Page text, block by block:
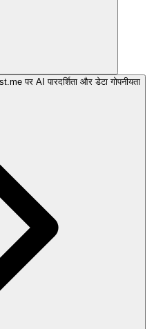
पर AI पारदर्शिता और डेटा गोपनीयता